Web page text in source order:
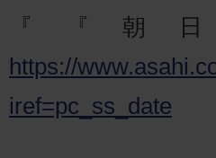
『『朝
https://
iref=pc_ss_date